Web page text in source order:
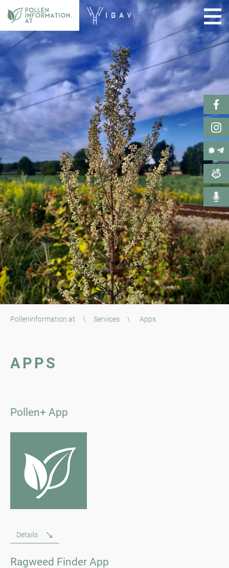
Polleninformation.at \ Services \ Apps
APPS
Pollen+ App
Details
Ragweed Finder App